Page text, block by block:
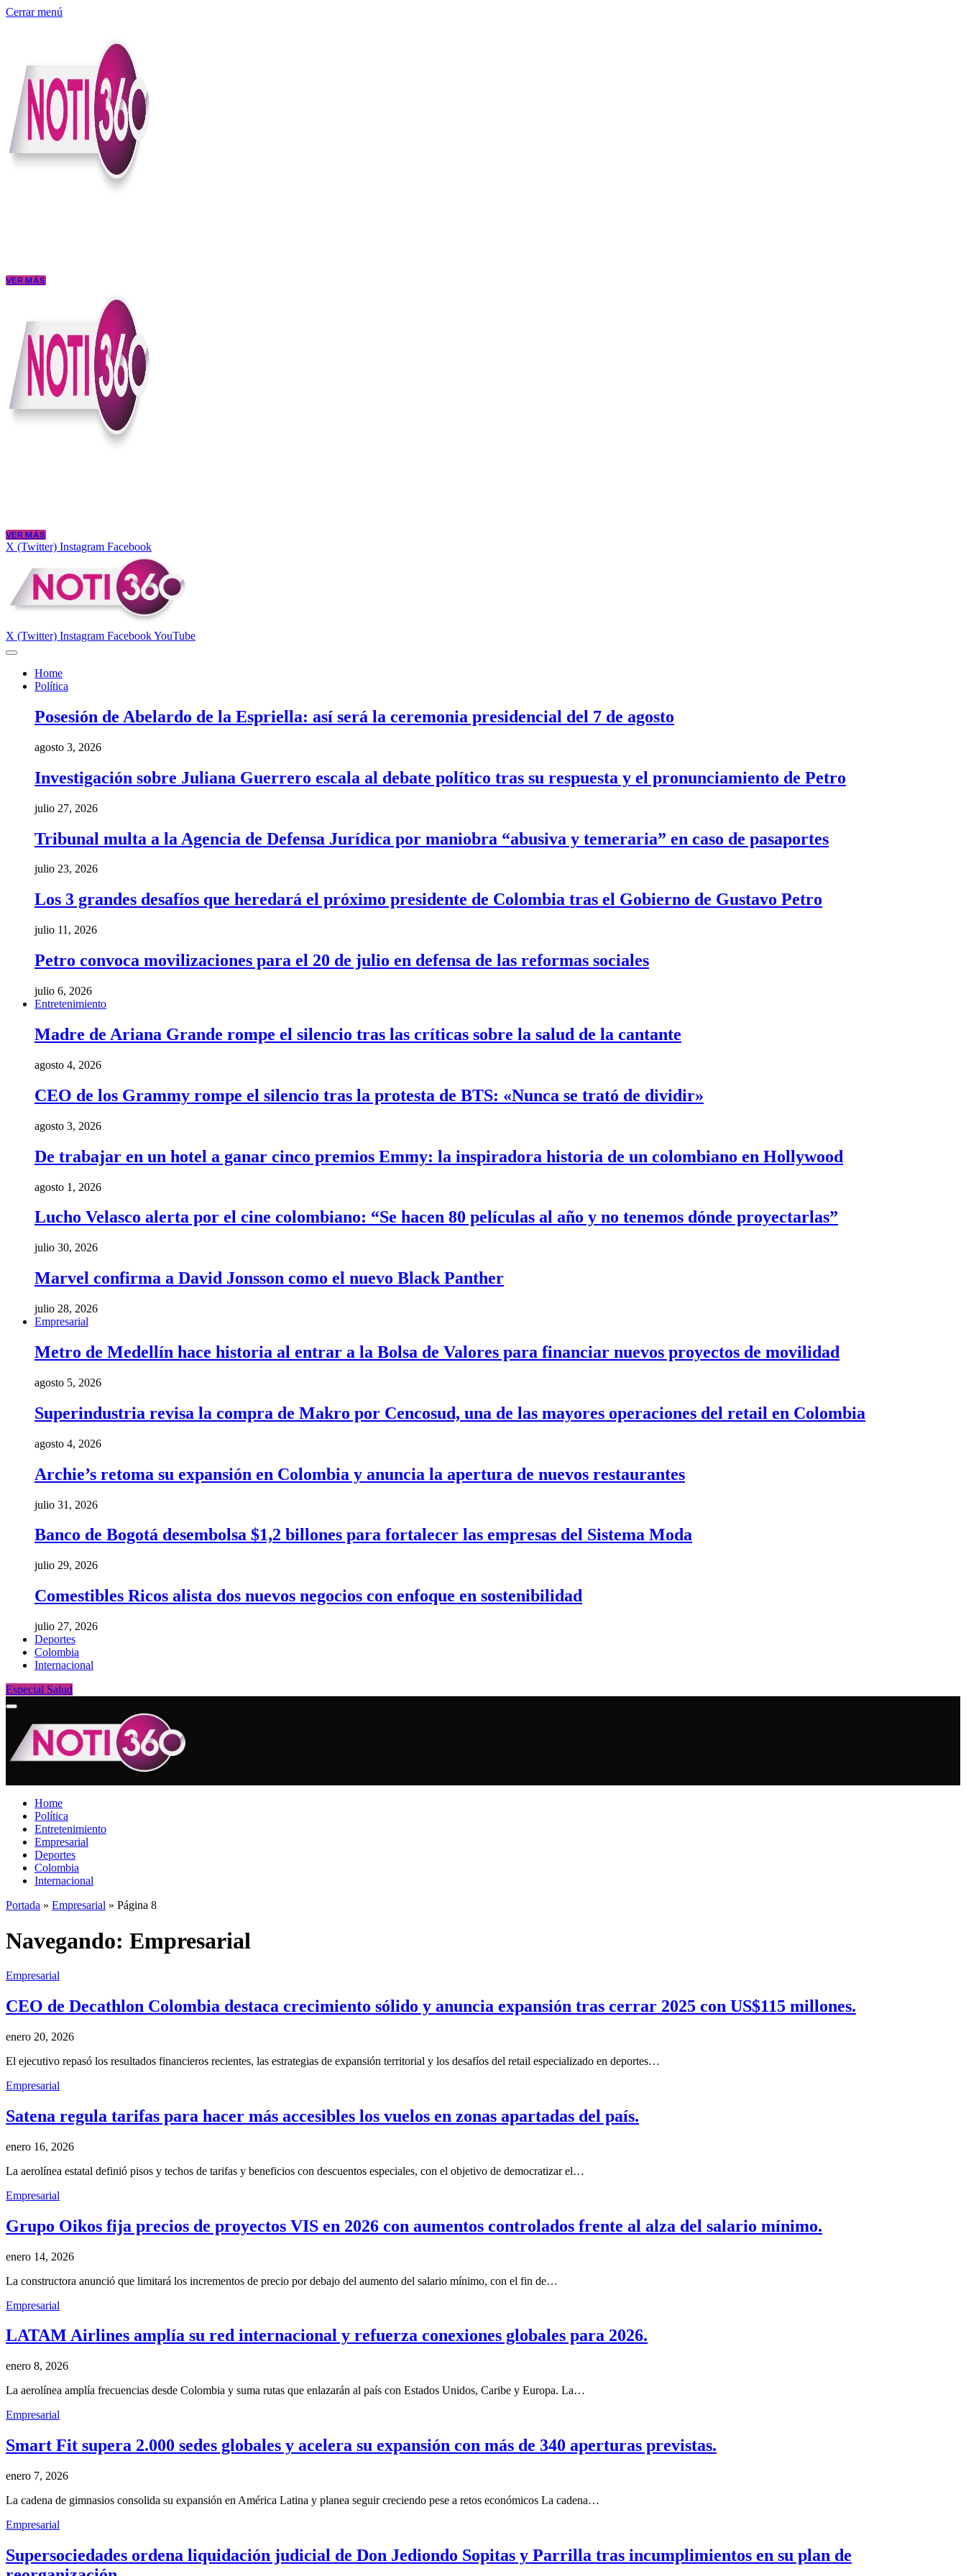
Cerrar menú
VER MÁS
VER MÁS
X (Twitter) Instagram Facebook
X (Twitter) Instagram FacebookYouTube
Home
Política
Posesión de Abelardo de la Espriella: así será la ceremonia presidencial del 7 de agosto
agosto 3, 2026
Investigación sobre Juliana Guerrero escala al debate político tras su respuesta y el pronunciamiento de Petro
julio 27, 2026
Tribunal multa a la Agencia de Defensa Jurídica por maniobra “abusiva y temeraria” en caso de pasaportes
julio 23, 2026
Los 3 grandes desafíos que heredará el próximo presidente de Colombia tras el Gobierno de Gustavo Petro
julio 11, 2026
Petro convoca movilizaciones para el 20 de julio en defensa de las reformas sociales
julio 6, 2026
Entretenimiento
Madre de Ariana Grande rompe el silencio tras las críticas sobre la salud de la cantante
agosto 4, 2026
CEO de los Grammy rompe el silencio tras la protesta de BTS: «Nunca se trató de dividir»
agosto 3, 2026
De trabajar en un hotel a ganar cinco premios Emmy: la inspiradora historia de un colombiano en Hollywood
agosto 1, 2026
Lucho Velasco alerta por el cine colombiano: “Se hacen 80 películas al año y no tenemos dónde proyectarlas”
julio 30, 2026
Marvel confirma a David Jonsson como el nuevo Black Panther
julio 28, 2026
Empresarial
Metro de Medellín hace historia al entrar a la Bolsa de Valores para financiar nuevos proyectos de movilidad
agosto 5, 2026
Superindustria revisa la compra de Makro por Cencosud, una de las mayores operaciones del retail en Colombia
agosto 4, 2026
Archie’s retoma su expansión en Colombia y anuncia la apertura de nuevos restaurantes
julio 31, 2026
Banco de Bogotá desembolsa $1,2 billones para fortalecer las empresas del Sistema Moda
julio 29, 2026
Comestibles Ricos alista dos nuevos negocios con enfoque en sostenibilidad
julio 27, 2026
Deportes
Colombia
Internacional
Especial Salud
Home
Política
Entretenimiento
Empresarial
Deportes
Colombia
Internacional
Portada » Empresarial » Página 8
Navegando: Empresarial
Empresarial
CEO de Decathlon Colombia destaca crecimiento sólido y anuncia expansión tras cerrar 2025 con US$115 millones.
enero 20, 2026
El ejecutivo repasó los resultados financieros recientes, las estrategias de expansión territorial y los desafíos del retail especializado en deportes…
Empresarial
Satena regula tarifas para hacer más accesibles los vuelos en zonas apartadas del país.
enero 16, 2026
La aerolínea estatal definió pisos y techos de tarifas y beneficios con descuentos especiales, con el objetivo de democratizar el…
Empresarial
Grupo Oikos fija precios de proyectos VIS en 2026 con aumentos controlados frente al alza del salario mínimo.
enero 14, 2026
La constructora anunció que limitará los incrementos de precio por debajo del aumento del salario mínimo, con el fin de…
Empresarial
LATAM Airlines amplía su red internacional y refuerza conexiones globales para 2026.
enero 8, 2026
La aerolínea amplía frecuencias desde Colombia y suma rutas que enlazarán al país con Estados Unidos, Caribe y Europa. La…
Empresarial
Smart Fit supera 2.000 sedes globales y acelera su expansión con más de 340 aperturas previstas.
enero 7, 2026
La cadena de gimnasios consolida su expansión en América Latina y planea seguir creciendo pese a retos económicos La cadena…
Empresarial
Supersociedades ordena liquidación judicial de Don Jediondo Sopitas y Parrilla tras incumplimientos en su plan de